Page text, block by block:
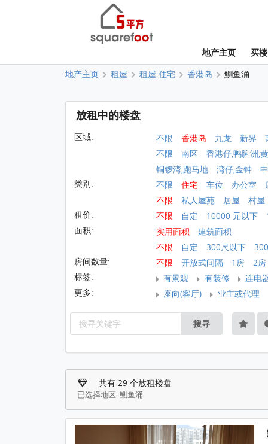
地产主页 买楼
地产主页 租屋 租屋 住宅 香港岛 鰂鱼涌
放租中的楼盘
区域: 不限 香港岛 九龙 新界
不限
南区
香港仔,鸭脷洲,
铜锣湾,跑马地
湾仔,金钟
类别:
不限 住宅 车位 办公室
不限
私人屋苑 居屋
村屋
租价:
不限 自定 10000 元以下
面积:
实用面积
建筑面积
不限
自定 300尺以下
房间数量:
不限 开放式间隔 1房
2房
标签:
有景观 有装修
连电
更多:
座向(客厅) 业主或代理
搜寻
共有 29 个放租楼盘
已选择地区: 鰂鱼涌